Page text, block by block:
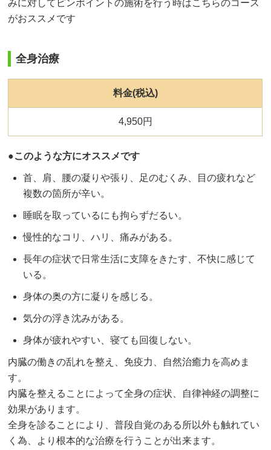
みに対してピンポイントの施術を行う時はこちらのコース
がおススメです
全身治療
料金(税込)
4,950円
●このような方にオススメです
首、肩、腰の凝りや張り、足のむくみ、目の疲れなど
複数の箇所が辛い。
睡眠を取っているにも拘らずだるい。
慢性的なコリ、ハリ、痛みがある。
長年の症状で日常生活に支障をきたす、不快に感じて
いる。
身体の奥の方に凝りを感じる。
気分の浮き沈みがある。
身体が疲れやすい、寝ても回復しない。
内臓の働きの乱れを整え、免疫力、自然治癒力を高めま
す。
内臓を整えることによって全身の症状、自律神経の調整に
効果があります。
全身を診ることにより、普段自覚のある所以外も触れてい
く為、より根本的な治療を行うことが出来ます。